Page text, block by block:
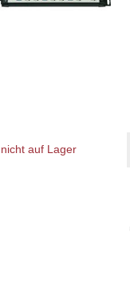
nicht auf Lager